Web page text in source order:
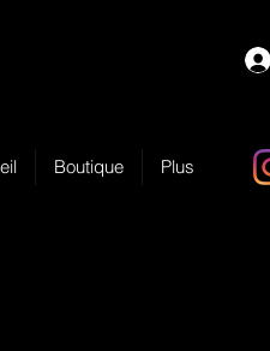
Boutique Plus